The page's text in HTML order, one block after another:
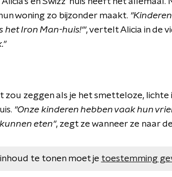
woning zo bijzonder maakt.
het Iron Man-huis!'", vertelt Alicia in de
zou zeggen als je het smetteloze,
"Onze kinderen hebben vaak hun
eten", zegt ze wanneer ze naar
te tonen moet je toestemming